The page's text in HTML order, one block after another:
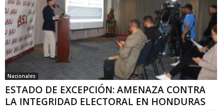
Nacionales
ESTADO DE EXCEPCIÓN: AMENAZA CONTRA
LA INTEGRIDAD ELECTORAL EN HONDURAS